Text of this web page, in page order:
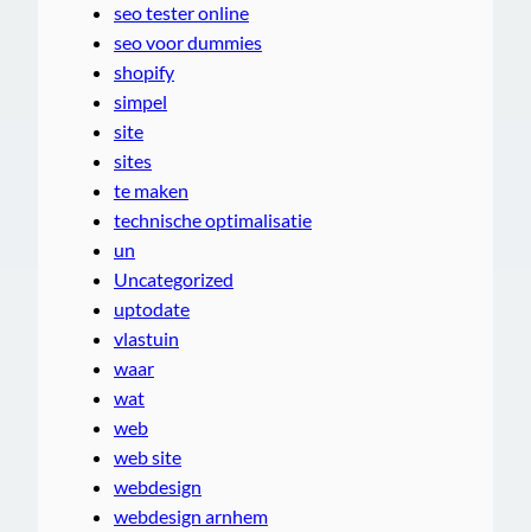
seo tester online
seo voor dummies
shopify
simpel
site
sites
te maken
technische optimalisatie
un
Uncategorized
uptodate
vlastuin
waar
wat
web
web site
webdesign
webdesign arnhem